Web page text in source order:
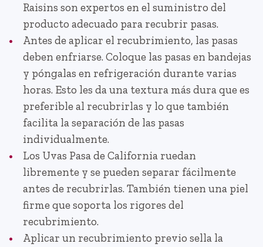
Raisins son expertos en el suministro del
producto adecuado para recubrir pasas.
Antes de aplicar el recubrimiento, las pasas
deben enfriarse. Coloque las pasas en bandejas
y póngalas en refrigeración durante varias
horas. Esto les da una textura más dura que es
preferible al recubrirlas y lo que también
facilita la separación de las pasas
individualmente.
Los Uvas Pasa de California ruedan
libremente y se pueden separar fácilmente
antes de recubrirlas. También tienen una piel
firme que soporta los rigores del
recubrimiento.
Aplicar un recubrimiento previo sella la